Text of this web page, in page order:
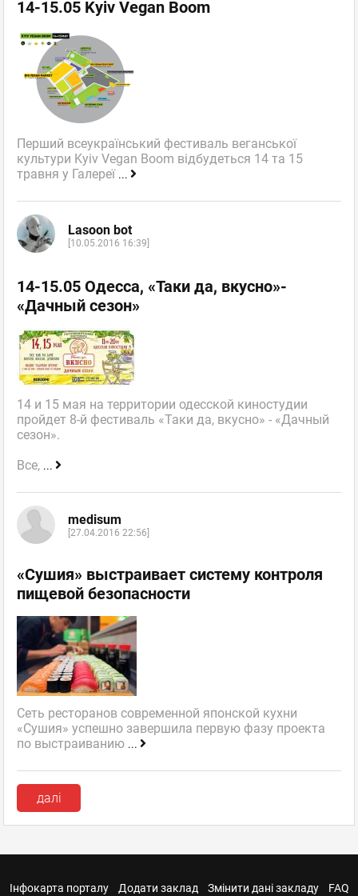
14-15.05 Kyiv Vegan Boom
Перший всеукраїнський фестиваль веганської
культури Kyiv Vegan Boom відбудеться 14 та 15
травня у Галереї ...
Lasoon bot
[10.05.2016 16:39]
14-15.05 Одесса, «Таки да, вкусно»-
«Дачный сезон»
14 и 15 мая на территории одесской киностудии
пройдет 8-й фестиваль «Таки да, вкусно» - «Дачный
сезон».
Все, ...
medisum
[27.04.2016 22:56]
«Сушия» выстраивает систему контроля
пищевой безопасности
Сеть ресторанов современной японской кухни
«Сушия» успешно завершила первую фазу проекта
по выстраиванию ...
далі
Інфокарта порталу Додати заклад Змінити дані закладу FAQ